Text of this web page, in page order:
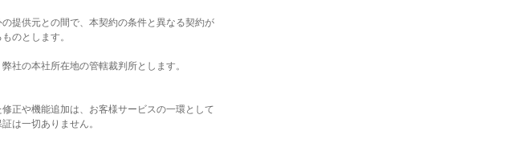
提供元との間で、本契約の条件と異なる契約が
のとします。
社の本社所在地の管轄裁判所とします。
正や機能追加は、お客様サービスの一環として
は一切ありません。